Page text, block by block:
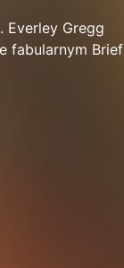
Gregg
fabularnym Brief